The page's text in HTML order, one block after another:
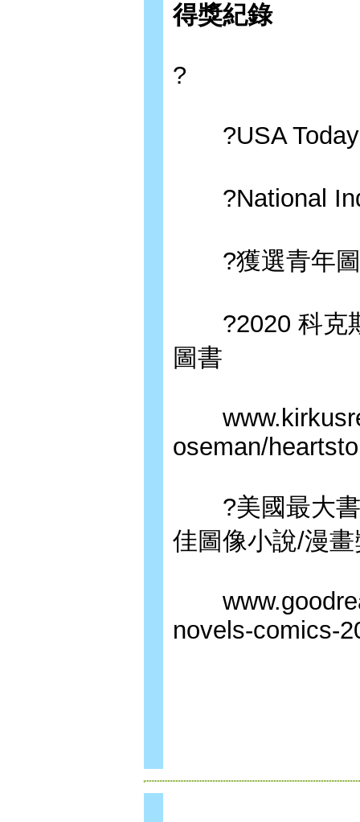
得獎紀錄
?
?USA Today
?National
?獲選青年圖
?2020 科克斯
圖書
oseman/
?美國最大書
佳圖像小說/漫畫
novels-comics-